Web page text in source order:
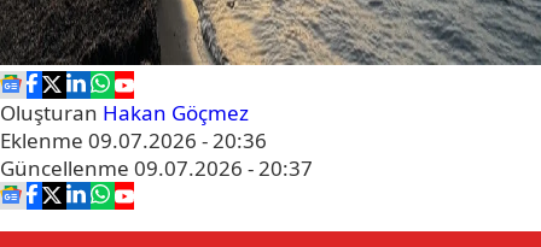
Oluşturan Hakan Göçmez
Eklenme 09.07.2026 - 20:36
Güncellenme 09.07.2026 - 20:37